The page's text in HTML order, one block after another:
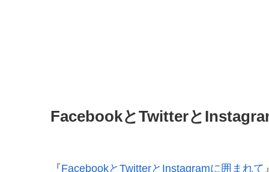
FacebookとTwitterと
『FacebookとTwitterとInstagramに囲まれて